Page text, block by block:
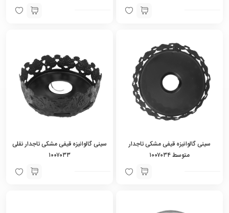
سینی گالوانیزه قیفی مشکی تاجدار
متوسط ۱۰۰۷۰۳۴
سینی گالوانیزه قیفی مشکی تاجدار نقلی
۱۰۰۷۰۳۳